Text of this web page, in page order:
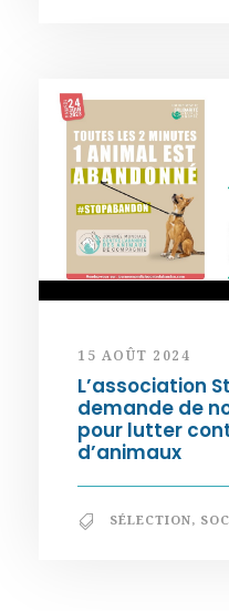
15 AOÛT 2024
L’association
demande de
pour lutter
d’animaux
SÉLECTION,